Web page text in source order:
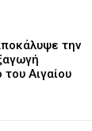
την
Αιγαίου